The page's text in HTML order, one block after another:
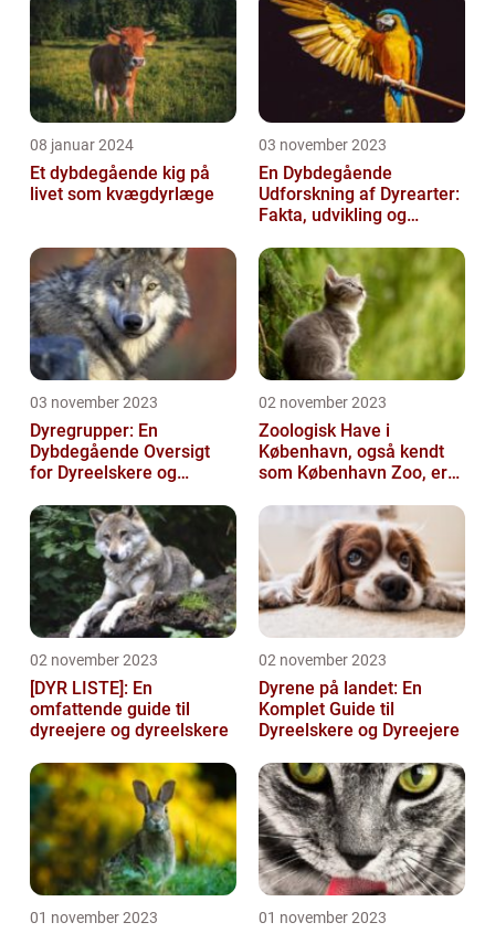
de...
08 januar 2024
Et dybdegående kig på
livet som kvægdyrlæge
03 november 2023
En Dybdegående
Udforskning af Dyrearter:
Fakta, udvikling og
03 november 2023
Dyregrupper: En
Dybdegående Oversigt
for Dyreelskere og
02 november 2023
Zoologisk Have i
København, også kendt
som København Zoo, er
og mest populære ...
02 november 2023
[DYR LISTE]: En
omfattende guide til
dyreejere og dyreelskere
02 november 2023
Dyrene på landet: En
Komplet Guide til
Dyreelskere og Dyreejere
01 november 2023 01 november 2023